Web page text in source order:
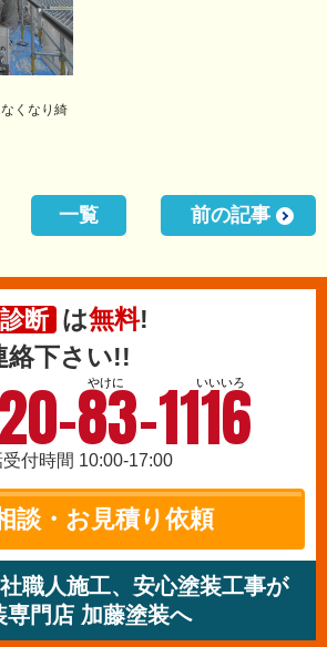
くなり綺
一覧 前の記事
診断 は無料!
絡下さい!!
やけに いいいろ
83-1116
受付時間 10:00-17:00
談・お見積り依頼
職人施工、安心塗装工事が
専門店 加藤塗装へ